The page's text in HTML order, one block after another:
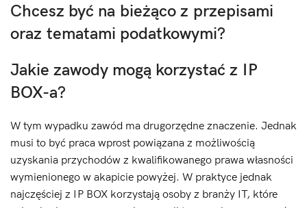
Chcesz być na bieżąco z przepisami
oraz tematami podatkowymi?
Jakie zawody mogą korzystać z IP
BOX-a?
W tym wypadku zawód ma drugorzędne znaczenie. Jednak
musi to być praca wprost powiązana z możliwością
uzyskania przychodów z kwalifikowanego prawa własności
wymienionego w akapicie powyżej. W praktyce jednak
najczęściej z IP BOX korzystają osoby z branży IT, które